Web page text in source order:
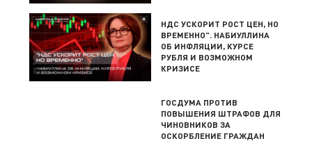
НДС УСКОРИТ РОСТ ЦЕН, НО
ВРЕМЕННО". НАБИУЛЛИНА
ОБ ИНФЛЯЦИИ, КУРСЕ
РУБЛЯ И ВОЗМОЖНОМ
КРИЗИСЕ
ГОСДУМА ПРОТИВ
ПОВЫШЕНИЯ ШТРАФОВ ДЛЯ
ЧИНОВНИКОВ ЗА
ОСКОРБЛЕНИЕ ГРАЖДАН